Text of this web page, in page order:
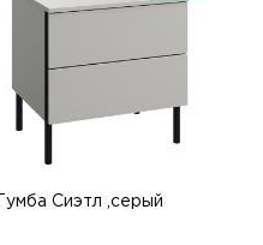
Тумба Сиэтл ,серый